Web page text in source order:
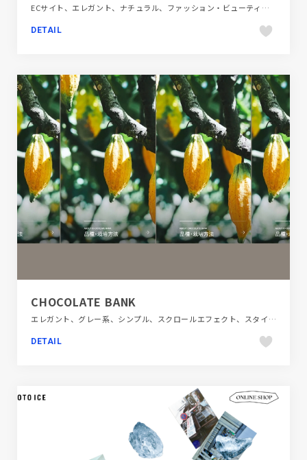
ECサイト、エレガント、ナチュラル、ファッション・ビューティー、ブラウン系、ブランド・サービスサイト、ベージュ・ゴールド系、大きめ写真、海外サイト
DETAIL
CHOCOLATE BANK
エレガント、グレー系、シンプル、スクロールエフェクト、スタイリッシュ、ブラウン系、ブラック系 、モーション多め、大きめ写真、施設・店舗サイト、飲料・食品、飲食店・グルメ・ウェディング
DETAIL